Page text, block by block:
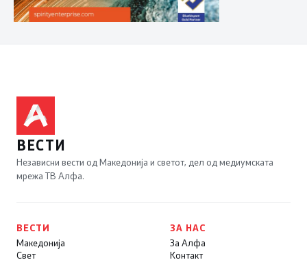
ВЕСТИ
Независни вести од Македонија и светот, дел од медиумската
мрежа ТВ Алфа.
ВЕСТИ
Македонија
Свет
ЗА НАС
За Алфа
Контакт